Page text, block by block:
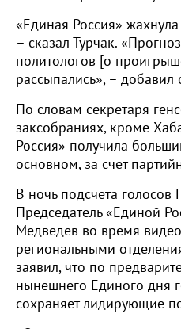
«Единая Россия»
– сказал Турчак.
политологов [о
рассыпались», – добавил
По словам секретаря
заксобраниях, кроме
Россия» получила
основном, за счет
В ночь подсчета
Председатель «Единой
Медведев во время
региональными
заявил, что по
нынешнего Единого дня
сохраняет лидирующие